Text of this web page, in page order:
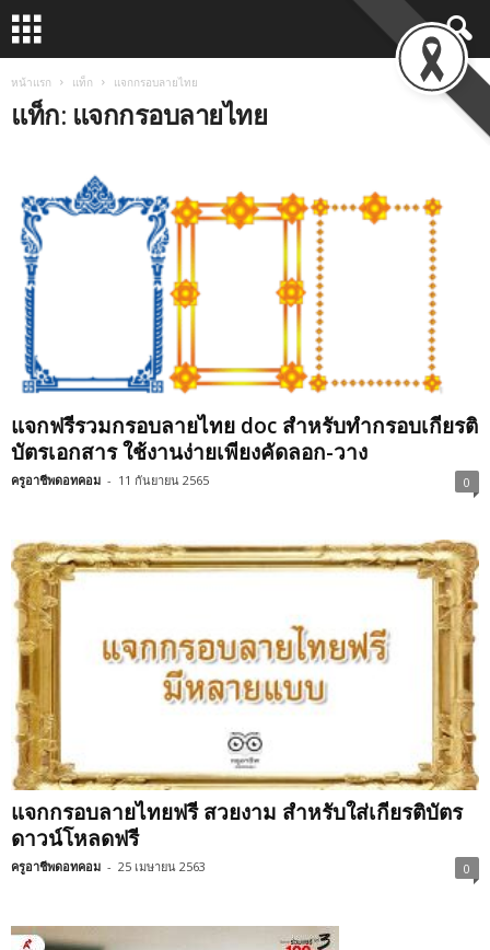
หน้าแรก แท็ก แจกกรอบลายไทย
แท็ก: แจกกรอบลายไทย
แจกฟรีรวมกรอบลายไทย doc สำหรับทำกรอบเกียรติ
บัตรเอกสาร ใช้งานง่ายเพียงคัดลอก-วาง
ครูอาชีพดอทคอม - 11 กันยายน 2565 0
แจกกรอบลายไทยฟรี สวยงาม สำหรับใส่เกียรติบัตร
ดาวน์โหลดฟรี
ครูอาชีพดอทคอม - 25 เมษายน 2563 0